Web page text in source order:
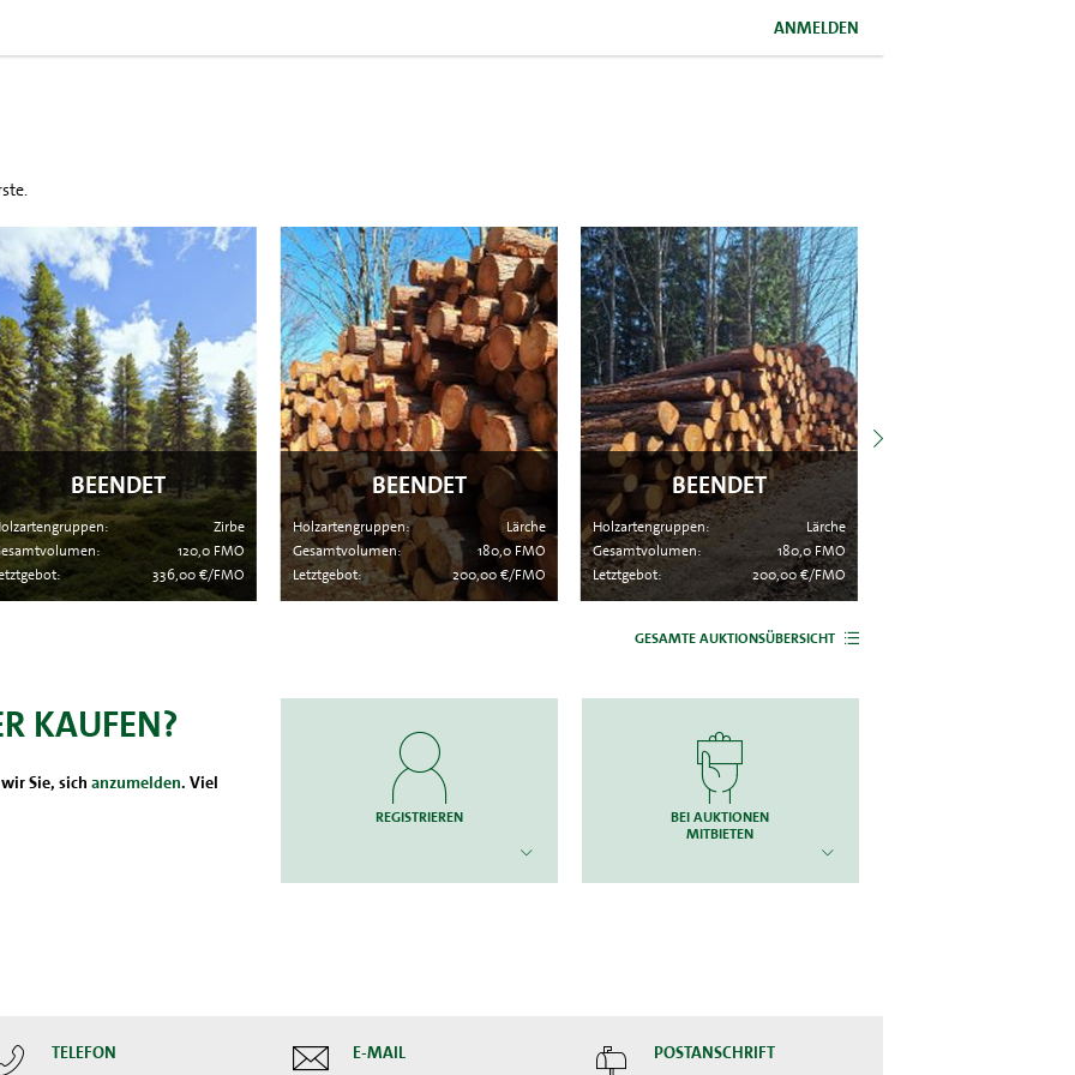
ANMELDEN
BEENDET
Zirbe
120,0 FMO
336,00 €/FMO
BEENDET
Holzartengruppen:
Lärche
Gesamtvolumen:
180,0 FMO
Letztgebot:
200,00 €/FMO
BEENDET
Holzartengruppen:
Lärche
Gesamtvolumen:
180,0 FMO
Letztgebot:
200,00 €/FMO
GESAMTE AUKTIONSÜBERSICHT
KAUFEN?
Sie, sich anzumelden. Viel
BEI AUKTIONEN
MITBIETEN
REGISTRIEREN
TELEFON E-MAIL POSTANSCHRIFT